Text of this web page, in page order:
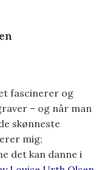
fascinerer og
– og når man
skønneste
mig;
det kan danne i